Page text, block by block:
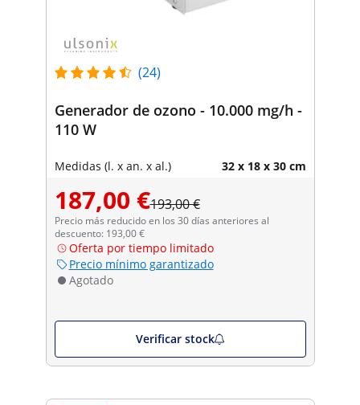
(24)
Generador de ozono - 10.000 mg/h -
110 W
Medidas (l. x an. x al.) 32 x 18 x 30 cm
187,00 €193,00 €
Precio más reducido en los 30 días anteriores al
descuento: 193,00 €
Oferta por tiempo limitado
Precio mínimo garantizado
Agotado
Verificar stock